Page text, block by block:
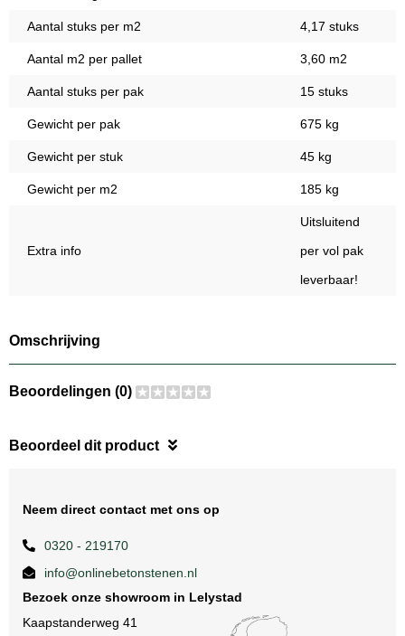
Aantal stuks per m2 4,17 stuks
Aantal m2 per pallet 3,60 m2
Aantal stuks per pak 15 stuks
Gewicht per pak 675 kg
Gewicht per stuk 45 kg
Gewicht per m2 185 kg
Extra info
Uitsluitend
per vol pak
leverbaar!
Omschrijving
Beoordelingen (0)
Beoordeel dit product
Neem direct contact met ons op
0320 - 219170
info@onlinebetonstenen.nl
Bezoek onze showroom in Lelystad
Kaapstanderweg 41